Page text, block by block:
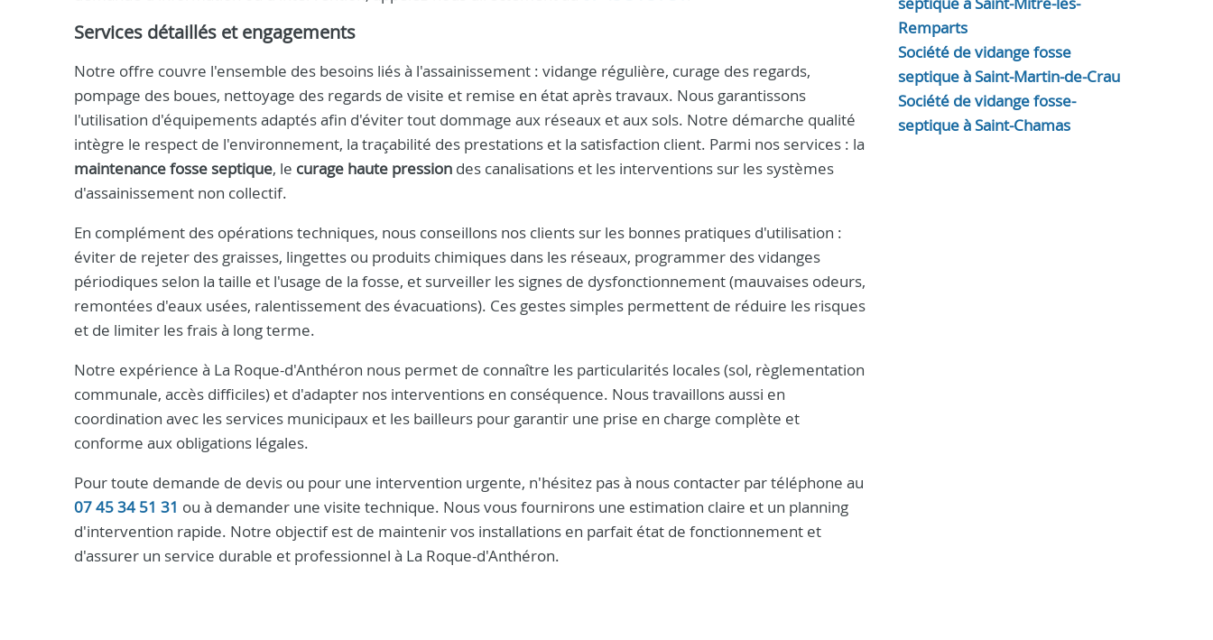
Services détaillés et engagements
Notre offre couvre l'ensemble des besoins liés à l'assainissement : vidange régulière, curage des regards,
pompage des boues, nettoyage des regards de visite et remise en état après travaux. Nous garantissons
l'utilisation d'équipements adaptés afin d'éviter tout dommage aux réseaux et aux sols. Notre démarche qualité
intègre le respect de l'environnement, la traçabilité des prestations et la satisfaction client. Parmi nos services : la
maintenance fosse septique, le curage haute pression des canalisations et les interventions sur les systèmes
d'assainissement non collectif.
En complément des opérations techniques, nous conseillons nos clients sur les bonnes pratiques d'utilisation :
éviter de rejeter des graisses, lingettes ou produits chimiques dans les réseaux, programmer des vidanges
périodiques selon la taille et l'usage de la fosse, et surveiller les signes de dysfonctionnement (mauvaises odeurs,
remontées d'eaux usées, ralentissement des évacuations). Ces gestes simples permettent de réduire les risques
et de limiter les frais à long terme.
Notre expérience à La Roque-d'Anthéron nous permet de connaître les particularités locales (sol, règlementation
communale, accès difficiles) et d'adapter nos interventions en conséquence. Nous travaillons aussi en
coordination avec les services municipaux et les bailleurs pour garantir une prise en charge complète et
conforme aux obligations légales.
Pour toute demande de devis ou pour une intervention urgente, n'hésitez pas à nous contacter par téléphone au
07 45 34 51 31 ou à demander une visite technique. Nous vous fournirons une estimation claire et un planning
d'intervention rapide. Notre objectif est de maintenir vos installations en parfait état de fonctionnement et
d'assurer un service durable et professionnel à La Roque-d'Anthéron.
Remparts
Société de vidange fosse
septique à Saint-Martin-de-Crau
Société de vidange fosse-
septique à Saint-Chamas